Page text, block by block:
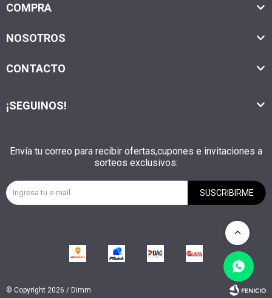
COMPRA
NOSOTROS
CONTACTO
Envía tu correo para recibir ofertas,cupones e invitaciones a
sorteos exclusivos:
SUSCRIBIRME
¡SEGUINOS!
© Copyright 2026 / Dimm